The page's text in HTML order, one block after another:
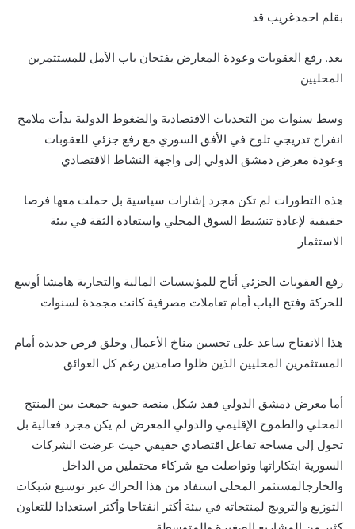
بقلم احمدغريب قد
بعد. رفع العقوبات وعودة المعارض يفتحان باب الأمل للمستثمرين
المحليين
وسط سنوات من التحديات الاقتصادية والضغوط الدولية بدأت ملامح
انفراج تدريجي تلوح في الأفق السوري مع رفع جزئي للعقوبات
وعودة معرض دمشق الدولي إلى واجهة النشاط الاقتصادي
هذه التطورات لم تكن مجرد إشارات سياسية بل حملت معها فرصا
حقيقية لإعادة تنشيط السوق المحلي واستعادة الثقة في بيئة
الاستثمار
رفع العقوبات الجزئي أتاح للمؤسسات المالية والتجارية هامشا أوسع
للحركة وفتح الباب أمام تعاملات مصرفية كانت مجمدة لسنوات
هذا الانفتاح ساعد على تحسين مناخ الأعمال وخلق فرص جديدة أمام
المستثمرين المحليين الذين ظلوا صامدين رغم كل العوائق
أما معرض دمشق الدولي فقد شكل منصة حيوية جمعت بين المنتج
المحلي والطموح الإقليمي والدولي المعرض لم يكن مجرد فعالية بل
تحول إلى مساحة تفاعل اقتصادي حقيقي حيث عرضت الشركات
السورية ابتكاراتها وتواصلت مع شركاء محتملين من الداخل
والخارجالمستثمر المحلي استفاد من هذا الحراك عبر توسيع شبكات
التوزيع والترويج لمنتجاته في بيئة أكثر انفتاحا وأكثر استعدادا للتعاون